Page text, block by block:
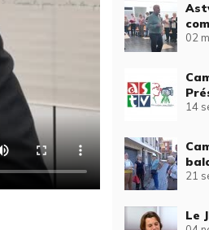
02
14
21
Le